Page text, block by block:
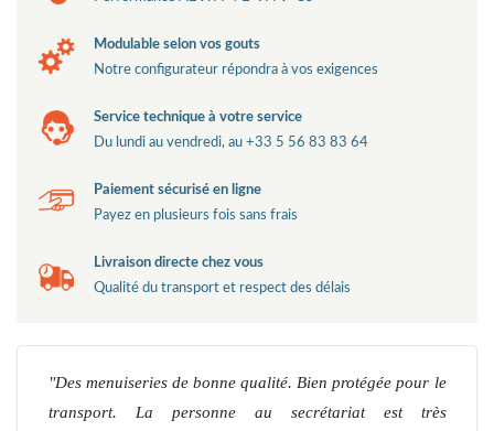
Modulable selon vos gouts
Notre configurateur répondra à vos exigences
Service technique à votre service
Du lundi au vendredi, au +33 5 56 83 83 64
Paiement sécurisé en ligne
Payez en plusieurs fois sans frais
Livraison directe chez vous
Qualité du transport et respect des délais
Des menuiseries de bonne qualité. Bien protégée pour le
transport. La personne au secrétariat est très